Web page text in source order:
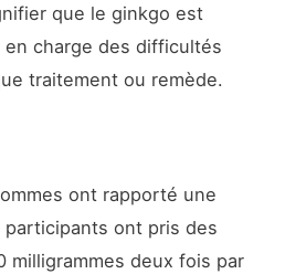
que le ginkgo est
charge des difficultés
traitement ou remède.
ont rapporté une
ont pris des
milligrammes deux fois par